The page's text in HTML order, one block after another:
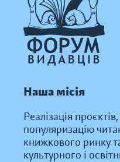
Наша місія
Реалізація
популяризацію
книжкового ринку
культурного і